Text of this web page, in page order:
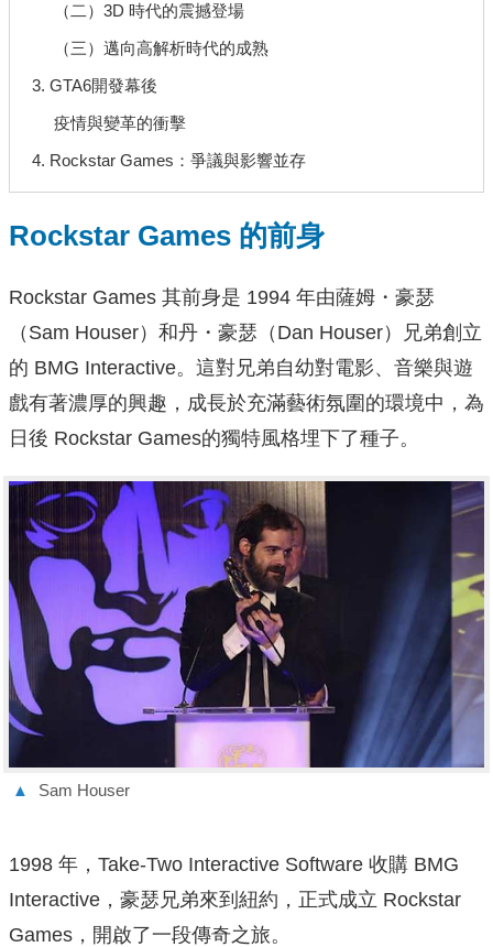
（二）3D 時代的震撼登場
（三）邁向高解析時代的成熟
3. GTA6開發幕後
疫情與變革的衝擊
4. Rockstar Games：爭議與影響並存
Rockstar Games 的前身
Rockstar Games 其前身是 1994 年由薩姆・豪瑟
（Sam Houser）和丹・豪瑟（Dan Houser）兄弟創立
的 BMG Interactive。這對兄弟自幼對電影、音樂與遊
戲有著濃厚的興趣，成長於充滿藝術氛圍的環境中，為
日後 Rockstar Games的獨特風格埋下了種子。
▲ Sam Houser
1998 年，Take-Two Interactive Software 收購 BMG
Interactive，豪瑟兄弟來到紐約，正式成立 Rockstar
Games，開啟了一段傳奇之旅。